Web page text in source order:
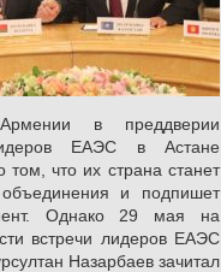
в преддверии
ЕАЭС в Астане
том, что их страна станет
и подпишет
Однако 29 мая на
встречи лидеров ЕАЭС
Назарбаев зачитал